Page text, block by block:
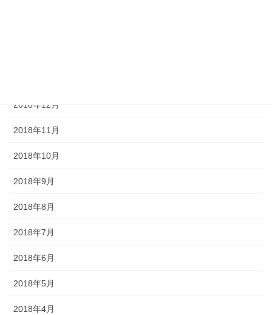
2018年12月
2018年11月
2018年10月
2018年9月
2018年8月
2018年7月
2018年6月
2018年5月
2018年4月